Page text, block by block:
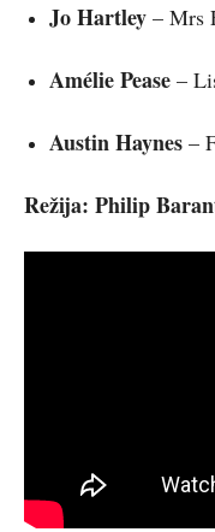
Jo Hartley – Mrs
Amélie Pease –
Austin Haynes –
Režija: Philip